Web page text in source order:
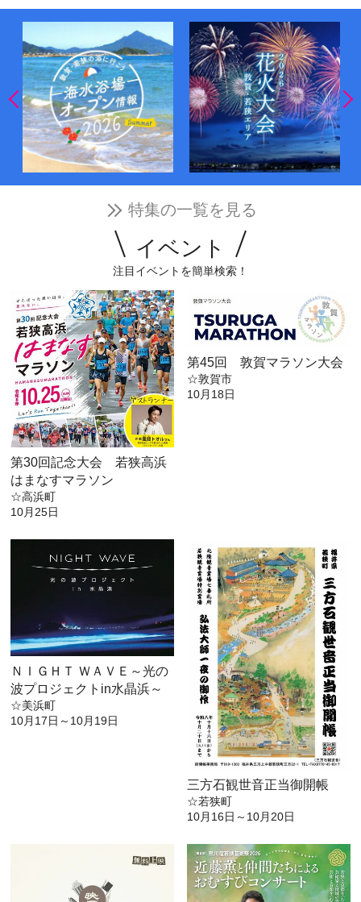
特集の一覧を見る
イベント
注目イベントを簡単検索！
第30回記念大会 若狭高浜
はまなすマラソン
☆高浜町
10月25日
第45回 敦賀マラソン大会
☆敦賀市
10月18日
ＮＩＧＨＴ ＷＡＶＥ～光の
波プロジェクトin水晶浜～
☆美浜町
10月17日～10月19日
三方石観世音正当御開帳
☆若狭町
10月16日～10月20日